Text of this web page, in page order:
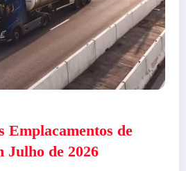
Emplacamentos de
Julho de 2026